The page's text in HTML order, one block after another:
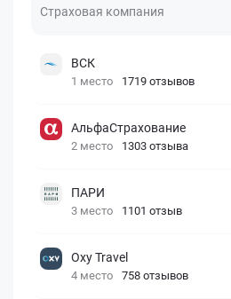
Страховая компания
ВСК
1 место 1719 отзывов
АльфаСтрахование
2 место 1303 отзыва
ПАРИ
3 место 1101 отзыв
Oxy Travel
4 место 758 отзывов